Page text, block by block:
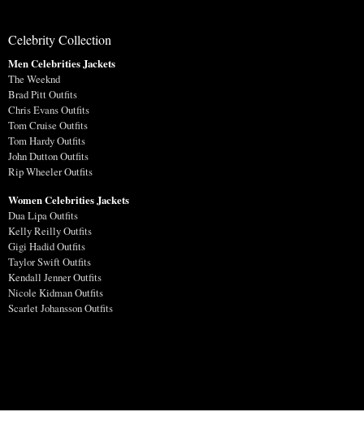
Celebrity Collection
Men Celebrities Jackets
The Weeknd
Brad Pitt Outfits
Chris Evans Outfits
Tom Cruise Outfits
Tom Hardy Outfits
John Dutton Outfits
Rip Wheeler Outfits
Women Celebrities Jackets
Dua Lipa Outfits
Kelly Reilly Outfits
Gigi Hadid Outfits
Taylor Swift Outfits
Kendall Jenner Outfits
Nicole Kidman Outfits
Scarlet Johansson Outfits